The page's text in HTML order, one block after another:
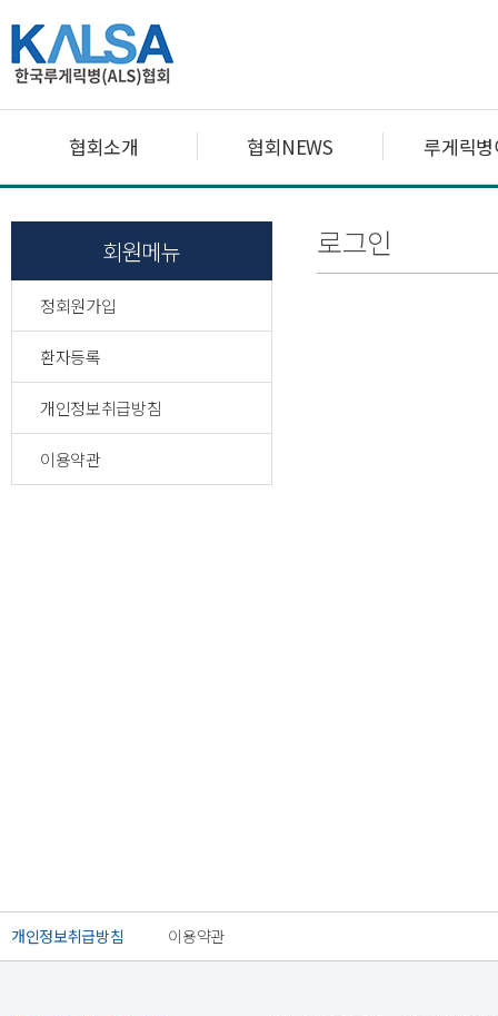
협회소개 협회NEWS 루게릭
회원메뉴
정회원가입
환자등록
개인정보취급방침
이용약관
로그인
개인정보취급방침 이용약관